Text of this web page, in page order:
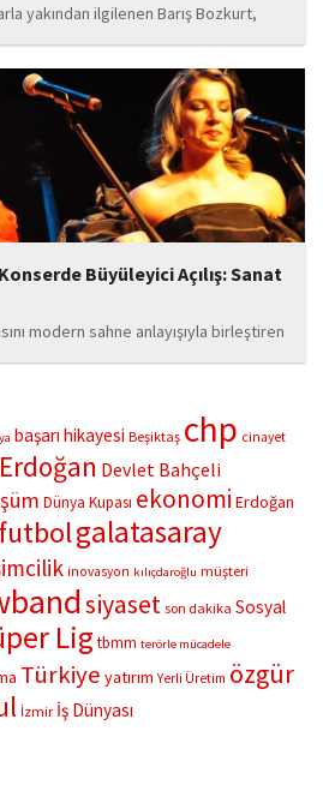
yakından ilgilenen Barış Bozkurt,
ile hem eğitim camiasının hem de
“Hayatta yaşattığın mutluluk en güzel
çıkan Bozkurt,...
Büyüleyici Açılış: Sanat
modern sahne anlayışıyla birleştiren
İstanbul Ataşehir’de bulunan
gerçekleşen gece, müzikal çeşitlilik
başarı hikayesi Beşiktaş chp cinayet
Devlet Bahçeli
Dünya Kupası ekonomi Erdoğan
futbolgalatasaray
inovasyon kılıçdaroğlu müşteri
siyaset son dakika Sosyal
Lig tbmm terörle mücadele
Türkiye yatırım Yerli Üretim özgür
İzmir İş Dünyası